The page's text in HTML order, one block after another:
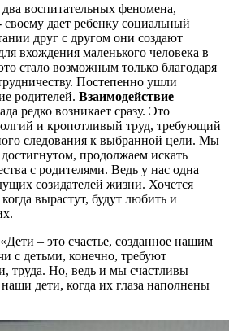
воспитательных феномена,
дает ребенку социальный
друг с другом они создают
вхождения маленького человека в
стало возможным только благодаря
Постепенно ушли
родителей. Взаимодействие
редко возникает сразу. Это
и кропотливый труд, требующий
следования к выбранной цели. Мы
продолжаем искать
с родителями. Ведь у нас одна
созидателей жизни. Хочется
вырастут, будут любить и
– это счастье, созданное нашим
с детьми, конечно, требуют
труда. Но, ведь и мы счастливы
наши дети, когда их глаза наполнены